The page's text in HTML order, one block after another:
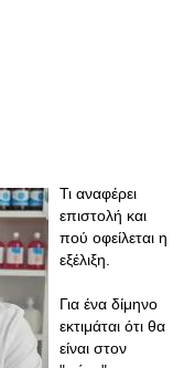
Τι αναφέρει
επιστολή και
πού οφείλεται η
εξέλιξη.
Για ένα δίμηνο
εκτιμάται ότι θα
είναι στον